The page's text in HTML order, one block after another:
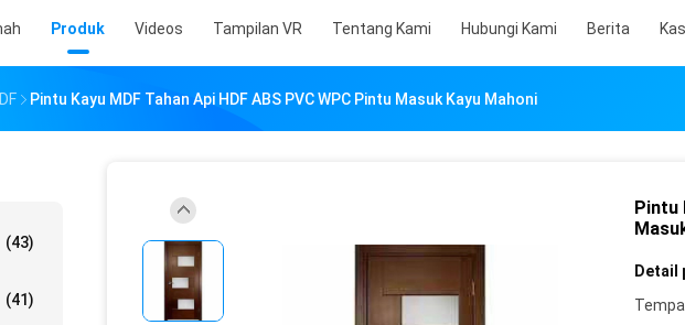
Produk Videos Tampilan VR Tentang Kami Hubungi Kami Berita
Pintu Kayu MDF Tahan Api HDF ABS PVC WPC Pintu Masuk Kayu Mahoni
(43)
(41)
Pintu
Detail